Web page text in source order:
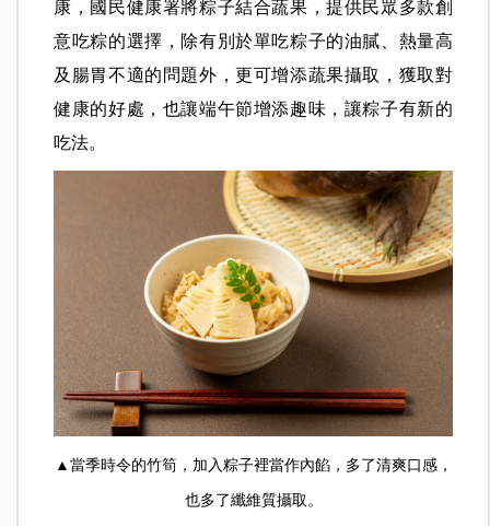
康，國民健康署將粽子結合蔬果，提供民眾多款創
意吃粽的選擇，除有別於單吃粽子的油膩、熱量高
及腸胃不適的問題外，更可增添蔬果攝取，獲取對
健康的好處，也讓端午節增添趣味，讓粽子有新的
吃法。
▲當季時令的竹筍，加入粽子裡當作內餡，多了清爽口感，
也多了纖維質攝取。